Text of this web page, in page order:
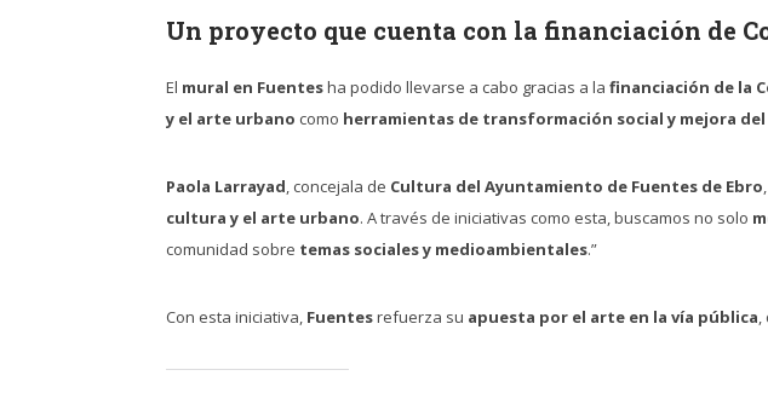
Un proyecto que cuenta con la financiación de
El mural en Fuentesha podido llevarse a cabo gracias a la financiación de la
y el arte urbano como herramientas de transformación social y mejora
Paola Larrayad, concejala de Cultura del Ayuntamiento de Fuentes de Ebro
cultura y el arte urbano. A través de iniciativas como esta, buscamos no solo
comunidad sobre temas sociales y medioambientales.”
Con esta iniciativa, Fuentesrefuerza su apuesta por el arte en la vía pública,